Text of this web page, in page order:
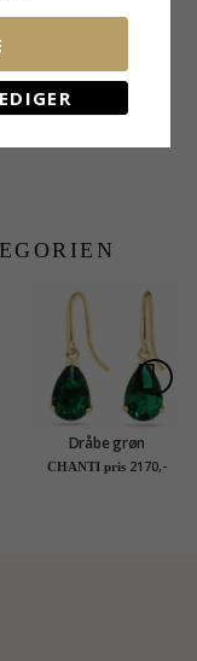
Dråbe grøn
guldøreringe i 14
CHANTI pris 2170,-